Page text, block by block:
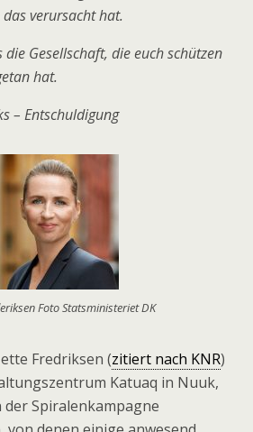
verursacht hat.
Gesellschaft, die euch schützen
hat.
– Entschuldigung
Foto Statsministeriet DK
Fredriksen (zitiert nach KNR)
Katuaq in Nuuk,
Spiralenkampagne